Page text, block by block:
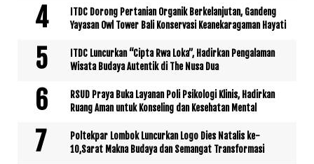
ITDC Dorong Pertanian Organik Berkelanjutan, Gandeng
Yayasan Owl Tower Bali Konservasi Keanekaragaman Hayati
ITDC Luncurkan “Cipta Rwa Loka”, Hadirkan Pengalaman
Wisata Budaya Autentik di The Nusa Dua
RSUD Praya Buka Layanan Poli Psikologi Klinis, Hadirkan
Ruang Aman untuk Konseling dan Kesehatan Mental
Poltekpar Lombok Luncurkan Logo Dies Natalis ke-
10,Sarat Makna Budaya dan Semangat Transformasi